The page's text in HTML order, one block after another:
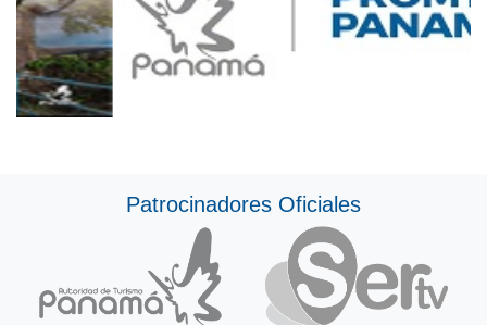
Patrocinadores Oficiales